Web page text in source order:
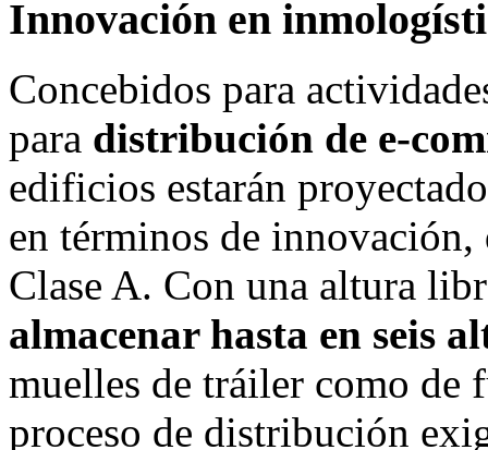
Innovación en
Concebidos para
para distribución de e-
edificios estarán
en términos de
Clase A. Con una altura
almacenar hasta en seis
muelles de tráiler como de
proceso de distribución